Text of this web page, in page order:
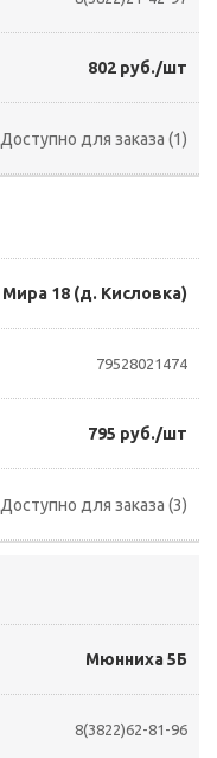
802 руб./шт
Доступно для заказа (1)
Мира 18 (д. Кисловка)
79528021474
795 руб./шт
Доступно для заказа (3)
Мюнниха 5Б
8(3822)62-81-96